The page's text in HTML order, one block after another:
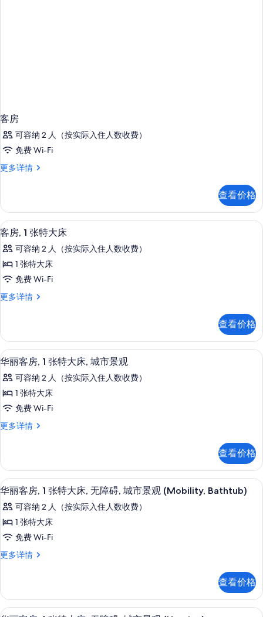
客房
可容纳 2 人（按实际入住人数收费）
免费 Wi-Fi
更多详情
客
信
息
查看价格
显
示
客
房,
张
大
床
的
所
有
照
片
客房内保险箱、办公桌、笔记本电脑
5
客房, 1 张特大床
可容纳 2 人（按实际入住人数收费）
1 张特大床
免费 Wi-Fi
更多详情
客
特
大
床
多
信
查看价格
显
示
华
丽
房,
张
特
大
床,
城
市
景
所
有
客房内保险箱、办公桌、笔记本电脑
4
华丽客房, 1 张特大床, 城市景观
可容纳 2 人（按实际入住人数收费）
1 张特大床
免费 Wi-Fi
更多详情
华
1
张
特
床,
城
景
观
更
息
查看价格
显
示
华
丽
房,
张
特
4
华丽客房, 1 张特大床, 无障碍, 城市景观 (Mobility, Bathtub)
可容纳 2 人（按实际入住人数收费）
1 张特大床
免费 Wi-Fi
更多详情
华
1
张
查看价格
显 客房内保险箱、办公桌、笔记本电脑